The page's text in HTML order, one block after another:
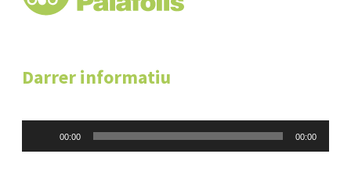
Darrer informatiu
00:00 00:00